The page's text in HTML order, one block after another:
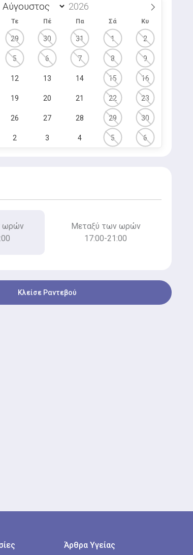
Τε Πέ Πα Σά Κυ
29 30 31 1 2
5 6 7 8 9
12 13 14 15 16
19 20 21 22 23
26 27 28 29 30
2 3 4 5 6
ωρών
Μεταξύ των ωρών
17:00-21:00
Κλείσε Ραντεβού
Άρθρα Υγείας